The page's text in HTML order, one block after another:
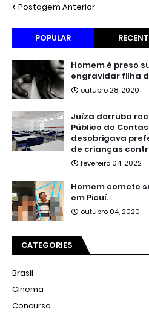
Postagem Anterior
POPULAR
Homem é preso
engravidar filha
outubro 28, 2020
Juíza derruba
Público de
desobrigava
de crianças
fevereiro 04, 2022
Homem comete
em Picuí.
outubro 04, 2020
CATEGORIES
Brasil
Cinema
Concurso